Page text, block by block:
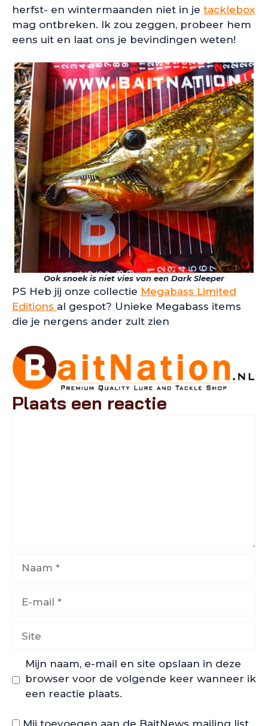
herfst- en wintermaanden niet in je tacklebox
mag ontbreken. Ik zou zeggen, probeer hem
eens uit en laat ons je bevindingen weten!
Ook snoek is niet vies van een Dark Sleeper
PS Heb jij onze collectie Megabass Limited
Editions al gespot? Unieke Megabass items
die je nergens ander zult zien
Plaats een reactie
mail
Mijn naam, e-mail en site opslaan in deze
browser voor de volgende keer wanneer ik
een reactie plaats.
Mij toevoegen aan de BaitNews mailing list